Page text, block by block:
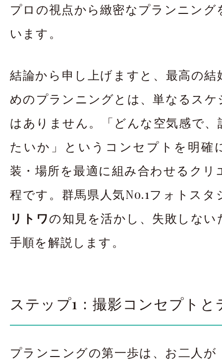
プロの視点から緻密なプランニング
います。
結論から申し上げますと、最高の結
めのプランニングとは、単なるスケ
はありません。「どんな空気感で、
たいか」というコンセプトを明確
装・場所を最適に組み合わせるクリ
程です。群馬県人気No.1フォトス
リトワの知見を活かし、失敗しない
手順を解説します。
ステップ1：撮影コンセプトと
プランニングの第一歩は、お二人が